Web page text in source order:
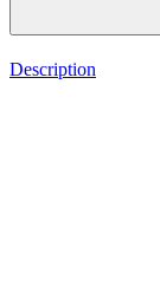
Description